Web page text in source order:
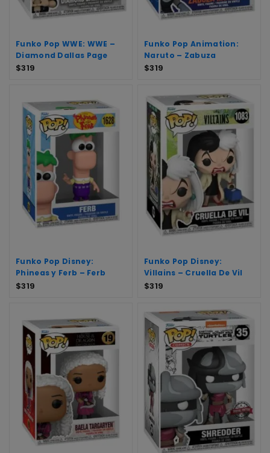
Funko Pop WWE: WWE –
Diamond Dallas Page
$319
Funko Pop Animation:
Naruto – Zabuza
$319
Funko Pop Disney:
Phineas y Ferb – Ferb
$319
Funko Pop Disney:
Villains – Cruella De Vil
$319